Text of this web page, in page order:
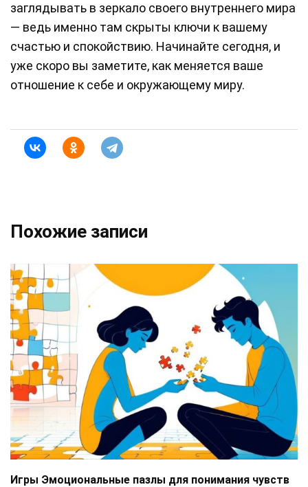
заглядывать в зеркало своего внутреннего мира
— ведь именно там скрыты ключи к вашему
счастью и спокойствию. Начинайте сегодня, и
уже скоро вы заметите, как меняется ваше
отношение к себе и окружающему миру.
Похожие записи
Игры Эмоциональные пазлы для понимания чувств